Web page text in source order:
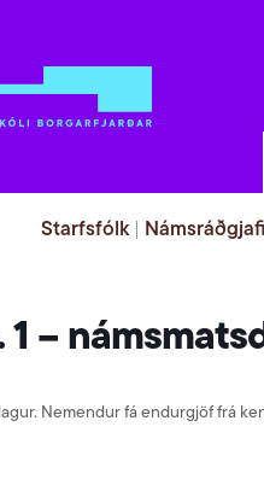
Starfsfólk| Námsráðgjafi
1 –
Nemendur fá endurgjöf frá